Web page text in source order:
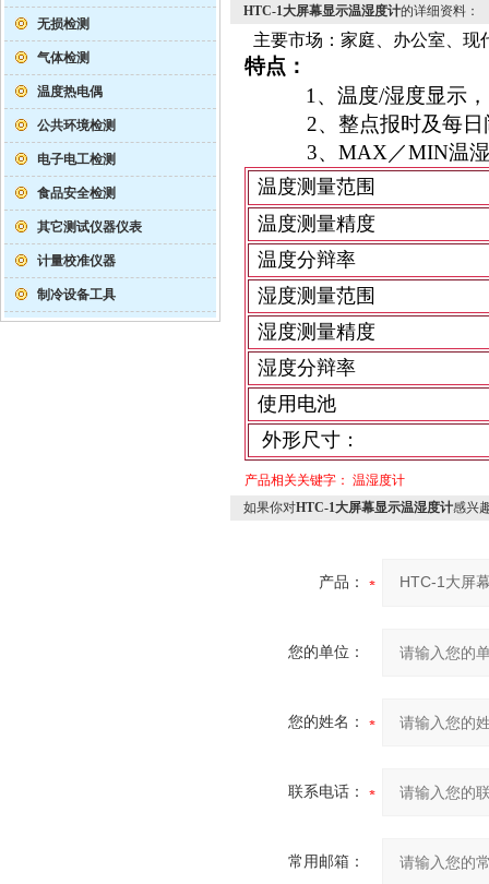
无损检测
气体检测
温度热电偶
公共环境检测
电子电工检测
食品安全检测
其它测试仪器仪表
计量校准仪器
制冷设备工具
HTC-1大屏幕显示温湿度计的详细资料：
主要市场：家庭、办公室、
特点：
1 、 温度/湿度显示，
2、整点报时及每
3、 MAX ／MIN温
温度测量范围
温度测量精度
温度分辩率
湿度测量范围
湿度测量精度
湿度分辩率
使用电池
外形尺寸：
产品相关关键字： 温湿度计
如果你对HTC-1大屏幕显示温湿度计感兴
产品：
您的单位：
您的姓名：
联系电话：
常用邮箱：